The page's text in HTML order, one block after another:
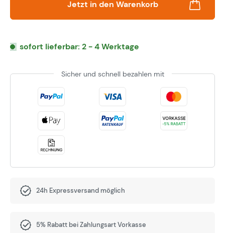
Jetzt in den Warenkorb
sofort lieferbar: 2 - 4 Werktage
Sicher und schnell bezahlen mit
24h Expressversand möglich
5% Rabatt bei Zahlungsart Vorkasse